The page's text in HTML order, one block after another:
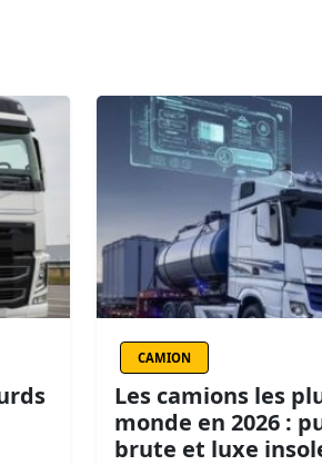
CAMION
Les camions les
monde en 2026 :
brute et luxe